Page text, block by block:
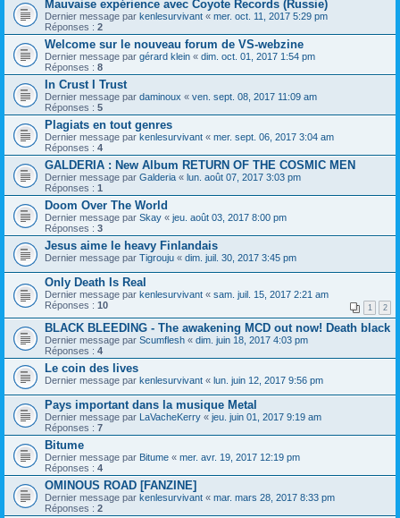
Mauvaise expérience avec Coyote Records (Russie)
Dernier message par kenlesurvivant « mer. oct. 11, 2017 5:29 pm
Réponses : 2
Welcome sur le nouveau forum de VS-webzine
Dernier message par gérard klein « dim. oct. 01, 2017 1:54 pm
Réponses : 8
In Crust I Trust
Dernier message par daminoux « ven. sept. 08, 2017 11:09 am
Réponses : 5
Plagiats en tout genres
Dernier message par kenlesurvivant « mer. sept. 06, 2017 3:04 am
Réponses : 4
GALDERIA : New Album RETURN OF THE COSMIC MEN
Dernier message par Galderia « lun. août 07, 2017 3:03 pm
Réponses : 1
Doom Over The World
Dernier message par Skay « jeu. août 03, 2017 8:00 pm
Réponses : 3
Jesus aime le heavy Finlandais
Dernier message par Tigrouju « dim. juil. 30, 2017 3:45 pm
Only Death Is Real
Dernier message par kenlesurvivant « sam. juil. 15, 2017 2:21 am
Réponses : 10 1 2
BLACK BLEEDING - The awakening MCD out now! Death black
Dernier message par Scumflesh « dim. juin 18, 2017 4:03 pm
Réponses : 4
Le coin des lives
Dernier message par kenlesurvivant « lun. juin 12, 2017 9:56 pm
Pays important dans la musique Metal
Dernier message par LaVacheKerry « jeu. juin 01, 2017 9:19 am
Réponses : 7
Bitume
Dernier message par Bitume « mer. avr. 19, 2017 12:19 pm
Réponses : 4
OMINOUS ROAD [FANZINE]
Dernier message par kenlesurvivant « mar. mars 28, 2017 8:33 pm
Réponses : 2